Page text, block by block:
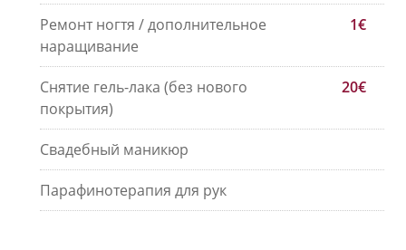
Ремонт ногтя / дополнительное
наращивание
1€
Снятие гель-лака (без нового
покрытия)
20€
Свадебный маникюр
Парафинотерапия для рук